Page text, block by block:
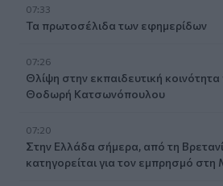
07:33
Τα πρωτοσέλιδα των εφημερίδων
07:26
Θλίψη στην εκπαιδευτική
Θοδωρή Κατσωνόπουλου
07:20
Στην Ελλάδα σήμερα, από τη
κατηγορείται για τον εμπρησμό στη